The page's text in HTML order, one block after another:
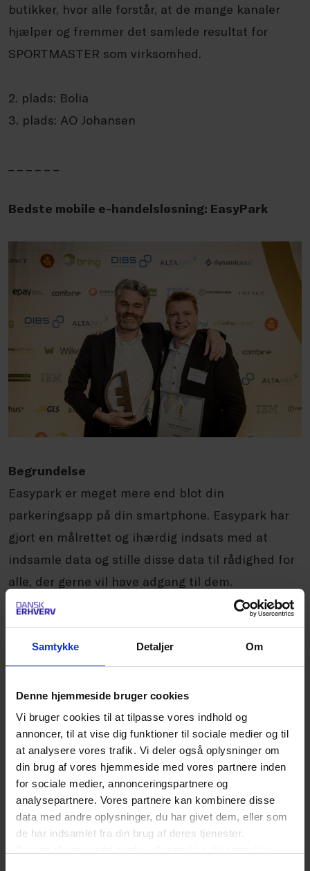
Samtykke Detaljer Om
Denne hjemmeside bruger cookies
Vi bruger cookies til at tilpasse vores indhold og
annoncer, til at vise dig funktioner til sociale medier og til
at analysere vores trafik. Vi deler også oplysninger om
din brug af vores hjemmeside med vores partnere inden
for sociale medier, annonceringspartnere og
analysepartnere. Vores partnere kan kombinere disse
data med andre oplysninger, du har givet dem, eller som
de har indsamlet fra din brug af deres tjenester.
butikker, hvor alle forstår, at de mange kanaler
hjælper og fremmer det samlede resultat for
SPORTMASTER som virksomhed.
2. plads: Bolia
3. plads: AO Johansen
Bedste mobile e-handelsløsning: EasyPark
Begrundelse
Easypark er meget mere end blot din
parkeringsapp på din smartphone. Easypark har
gjort en målrettet og ihærdig indsats med at
indsamle data og stille disse data til rådighed for
alle, der gerne vil have adgang til dem.
Easypark har med en dækning på 96% i Danmark
og med udbredelse i 9 andre lande i EU en
ambition om, at du som kunde ikke skal køre fra A
til B men fra A til P. Der er store ambitioner i
EasyPark og juryen er imponeret over den flotte
vækst og udvikling.
2. plads: Mobile Pay Business
3. plads: DBA
_ _ _ _ _ _